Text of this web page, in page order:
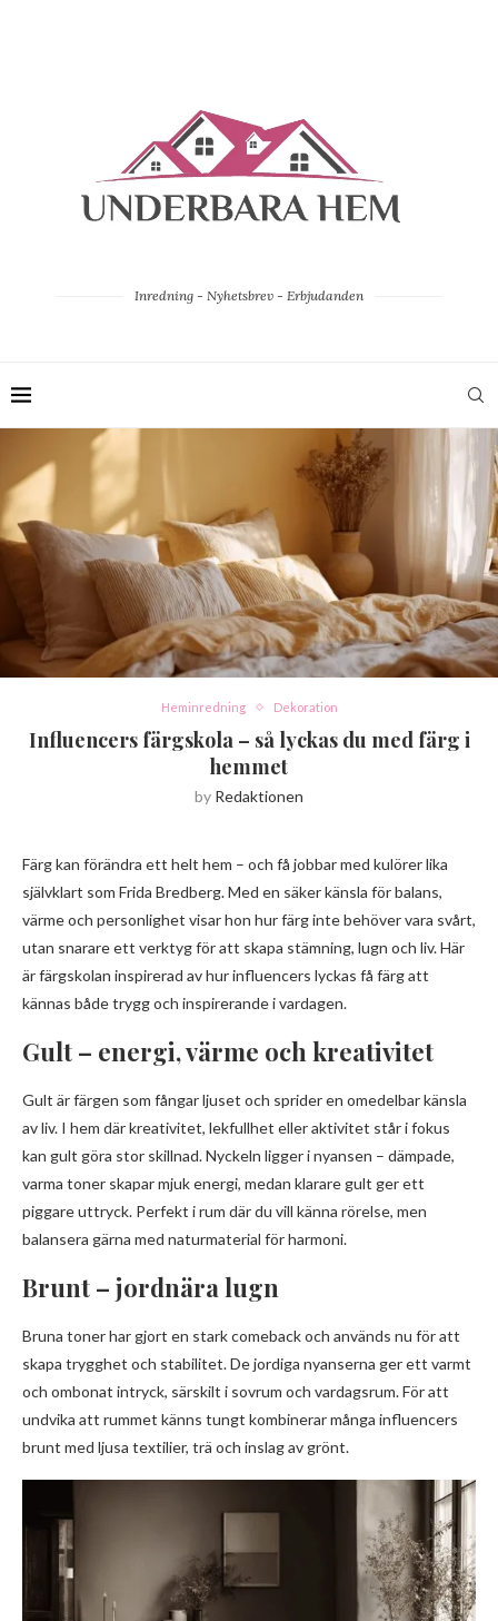
Inredning - Nyhetsbrev - Erbjudanden
Heminredning Dekoration
Influencers färgskola – så lyckas du med färg i
hemmet
by Redaktionen
Färg kan förändra ett helt hem – och få jobbar med kulörer lika
självklart som Frida Bredberg. Med en säker känsla för balans,
värme och personlighet visar hon hur färg inte behöver vara svårt,
utan snarare ett verktyg för att skapa stämning, lugn och liv. Här
är färgskolan inspirerad av hur influencers lyckas få färg att
kännas både trygg och inspirerande i vardagen.
Gult – energi, värme och kreativitet
Gult är färgen som fångar ljuset och sprider en omedelbar känsla
av liv. I hem där kreativitet, lekfullhet eller aktivitet står i fokus
kan gult göra stor skillnad. Nyckeln ligger i nyansen – dämpade,
varma toner skapar mjuk energi, medan klarare gult ger ett
piggare uttryck. Perfekt i rum där du vill känna rörelse, men
balansera gärna med naturmaterial för harmoni.
Brunt – jordnära lugn
Bruna toner har gjort en stark comeback och används nu för att
skapa trygghet och stabilitet. De jordiga nyanserna ger ett varmt
och ombonat intryck, särskilt i sovrum och vardagsrum. För att
undvika att rummet känns tungt kombinerar många influencers
brunt med ljusa textilier, trä och inslag av grönt.